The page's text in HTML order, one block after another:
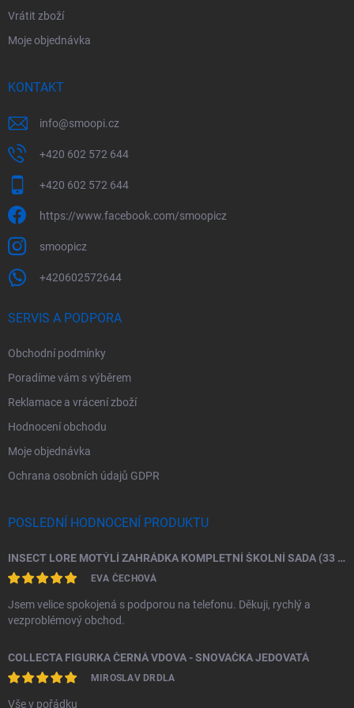
Vrátit zboží
Moje objednávka
KONTAKT
info@smoopi.cz
+420 602 572 644
+420 602 572 644
https://www.facebook.com/smoopicz
smoopicz
+420602572644
SERVIS A PODPORA
Obchodní podmínky
Poradíme vám s výběrem
Reklamace a vrácení zboží
Hodnocení obchodu
Moje objednávka
Ochrana osobních údajů GDPR
POSLEDNÍ HODNOCENÍ PRODUKTU
INSECT LORE MOTÝLÍ ZAHRÁDKA KOMPLETNÍ ŠKOLNÍ SADA (33 HOUSENEK)
EVA ČECHOVÁ
Jsem velice spokojená s podporou na telefonu. Děkuji, rychlý a
vezproblémový obchod.
COLLECTA FIGURKA ČERNÁ VDOVA - SNOVAČKA JEDOVATÁ
MIROSLAV DRDLA
Vše v pořádku